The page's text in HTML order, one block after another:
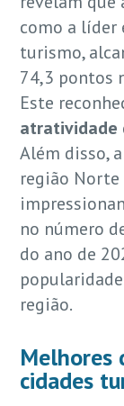
como a líder
turismo,
74,3 pontos
Este
atratividade
Além disso,
região
no número
do ano de
região.
Melhores
cidades